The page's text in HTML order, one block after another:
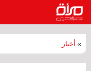
» أخبار